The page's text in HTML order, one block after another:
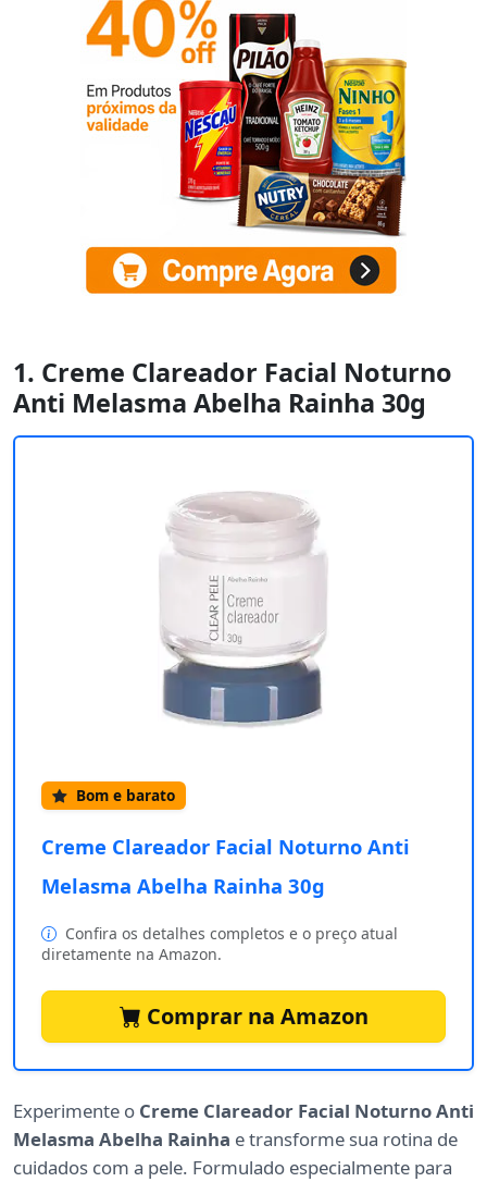
1. Creme Clareador Facial Noturno
Anti Melasma Abelha Rainha 30g
Bom e barato
Creme Clareador Facial Noturno Anti
Melasma Abelha Rainha 30g
Confira os detalhes completos e o preço atual
diretamente na Amazon.
Comprar na Amazon
Experimente o Creme Clareador Facial Noturno Anti
Melasma Abelha Rainha e transforme sua rotina de
cuidados com a pele. Formulado especialmente para